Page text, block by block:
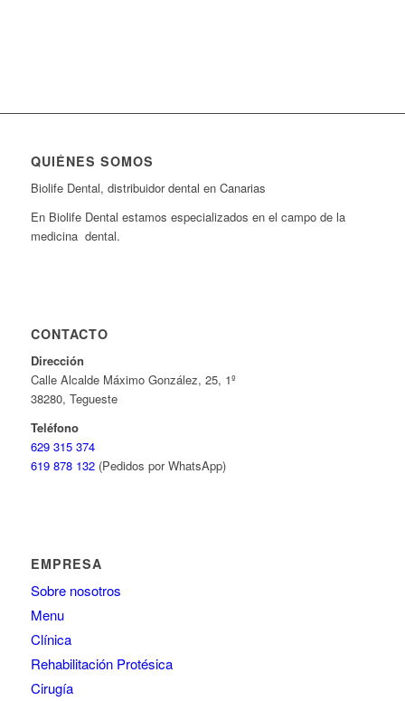
QUIÉNES SOMOS
Biolife Dental, distribuidor dental en Canarias
En Biolife Dental estamos especializados en el campo de la
medicina dental.
CONTACTO
Dirección
Calle Alcalde Máximo González, 25, 1º
38280, Tegueste
Teléfono
629 315 374
619 878 132(Pedidos por WhatsApp)
EMPRESA
Sobre nosotros
Menu
Clínica
Rehabilitación Protésica
Cirugía